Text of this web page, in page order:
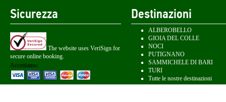
Sicurezza
The website uses VeriSign for
secure online booking.
Accettiamo:
Destinazioni
ALBEROBELLO
GIOIA DEL COLLE
NOCI
PUTIGNANO
SAMMICHELE DI BARI
TURI
Tutte le nostre destinazioni